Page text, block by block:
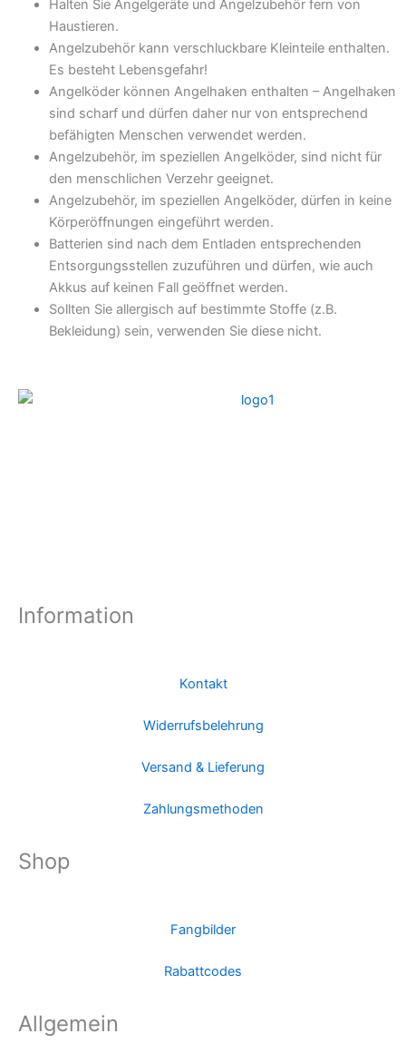
Halten Sie Angelgeräte und Angelzubehör fern von
Haustieren.
Angelzubehör kann verschluckbare Kleinteile enthalten.
Es besteht Lebensgefahr!
Angelköder können Angelhaken enthalten – Angelhaken
sind scharf und dürfen daher nur von entsprechend
befähigten Menschen verwendet werden.
Angelzubehör, im speziellen Angelköder, sind nicht für
den menschlichen Verzehr geeignet.
Angelzubehör, im speziellen Angelköder, dürfen in keine
Körperöffnungen eingeführt werden.
Batterien sind nach dem Entladen entsprechenden
Entsorgungsstellen zuzuführen und dürfen, wie auch
Akkus auf keinen Fall geöffnet werden.
Sollten Sie allergisch auf bestimmte Stoffe (z.B.
Bekleidung) sein, verwenden Sie diese nicht.
Information
Kontakt
Widerrufsbelehrung
Versand & Lieferung
Zahlungsmethoden
Shop
Fangbilder
Rabattcodes
Allgemein